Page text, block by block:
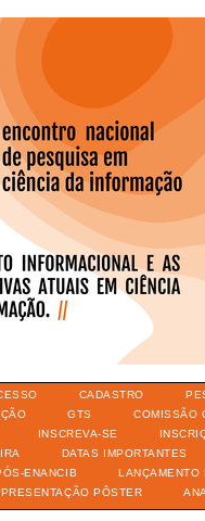
CADASTRO
GTS
COMISSÃO
INSCREVA-SE
DATAS IMPORTANTES
ENANCIB
LANÇAMENTO
PÔSTER